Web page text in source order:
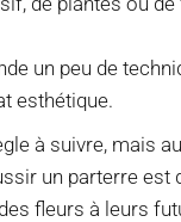
un peu de
esthétique.
à suivre, mais
un parterre est
fleurs à leurs